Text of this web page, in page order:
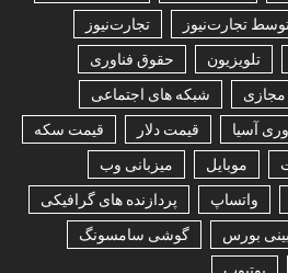
تجارت‌نیوز
تجارت‌نیوز
تلویزیون
حقوق فناوری
شبکه های اجتماعی
آسیا قیمت دلار
قیمت سکه
موبایل
میزبانی وب
واتساپ
پردازنده های گرافیکی
بورس
گوشی سامسونگ